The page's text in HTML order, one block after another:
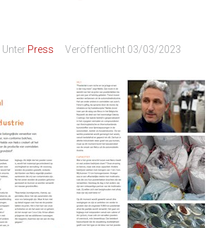
Unter Press Veröffentlicht 03/03/2023